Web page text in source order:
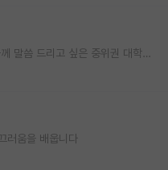
서울 중위권 교수로서 중하위권 학생분들께 말씀 드리고 싶은 중위권 대학 연구실의 강점
러움을 배웁니다